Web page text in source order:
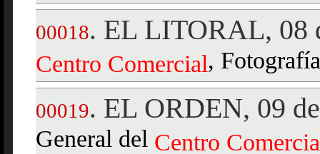
00018. EL LITORAL, 08
Centro Comercial,
00019. EL ORDEN, 09
General del Centro